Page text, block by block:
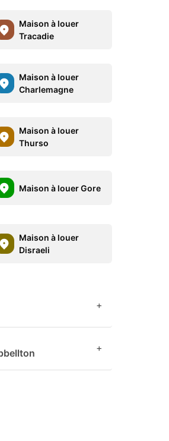
Maison à louer
Tracadie
Maison à louer
Charlemagne
Maison à louer
Thurso
Maison à louer Gore
Maison à louer
Disraeli
+
+